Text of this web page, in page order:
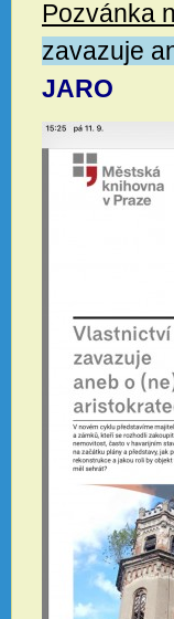
Pozvánka
zavazuje
JARO